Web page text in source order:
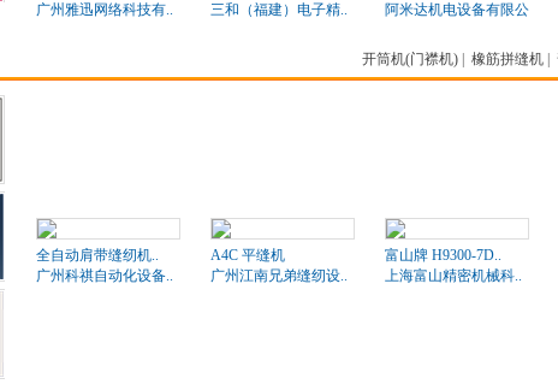
广州雅迅网络科技有..
三和（福建）电子精..
阿米达机电设备有限公司
开筒机(门襟机) 橡筋拼缝机
全自动肩带缝纫机..
广州科祺自动化设备..
A4C 平缝机
广州江南兄弟缝纫设..
富山牌 H9300-7D..
上海富山精密机械科..